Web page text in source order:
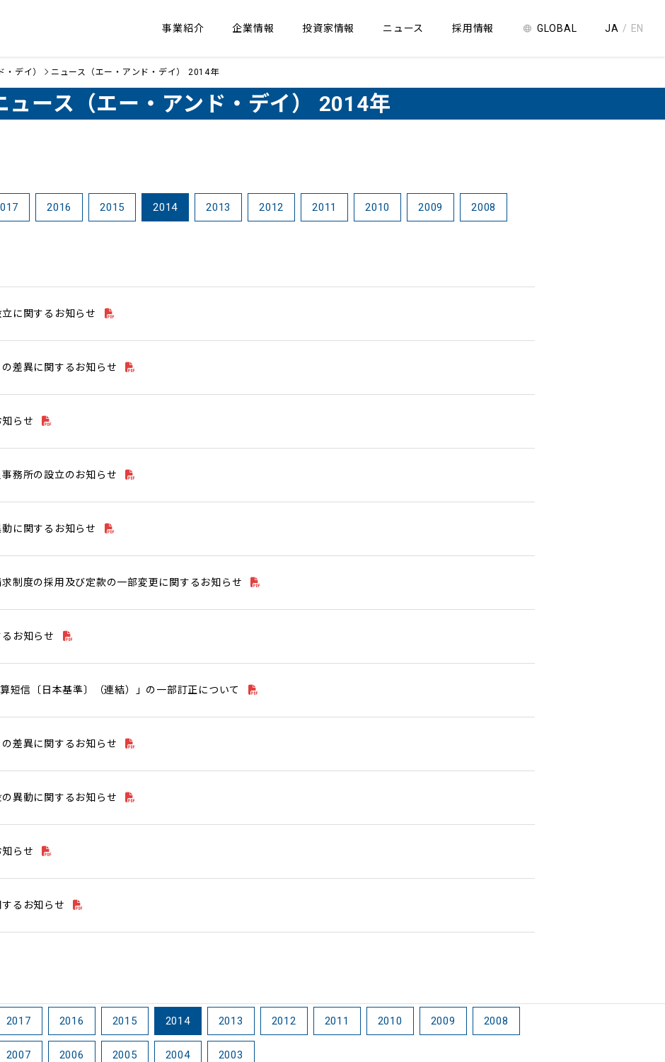
事業紹介 企業情報 投資家情報 ニュース 採用情報 GLOBAL JA EN
・デイ） ニュース（エー・アンド・デイ） 2014年
ュース（エー・アンド・デイ） 2014年
2016 2015 2014 2013 2012 2011 2010 2009 2008
に関するお知らせ
差異に関するお知らせ
らせ
務所の設立のお知らせ
に関するお知らせ
制度の採用及び定款の一部変更に関するお知らせ
お知らせ
短信〔日本基準〕（連結）」の一部訂正について
差異に関するお知らせ
異動に関するお知らせ
らせ
るお知らせ
2017 2016 2015 2014 2013 2012 2011 2010 2009 2008
2007 2006 2005 2004 2003